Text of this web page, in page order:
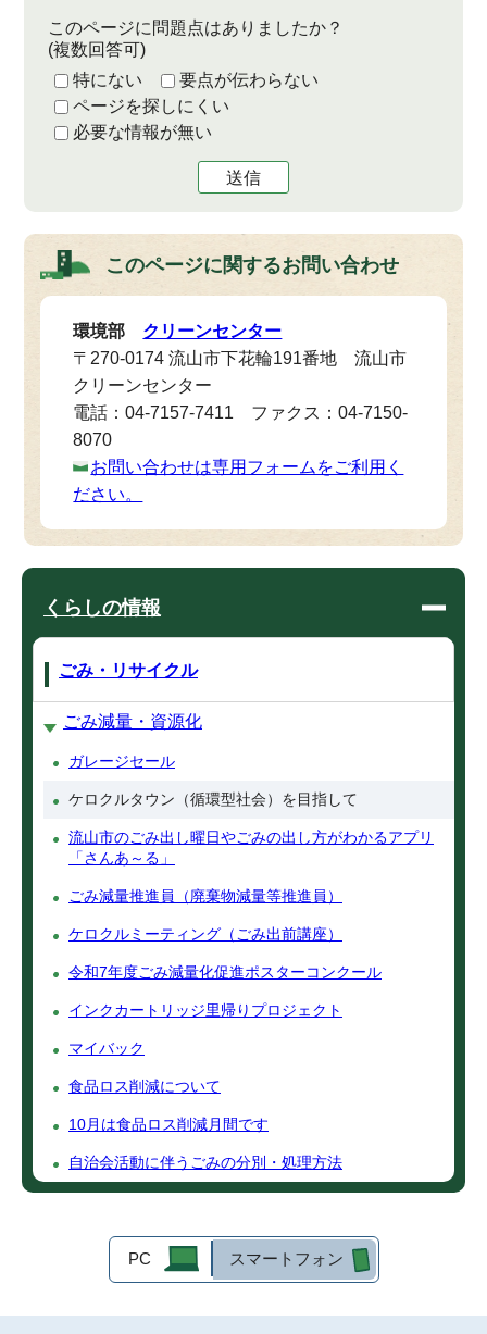
このページに問題点はありましたか？
(複数回答可)
特にない
要点が伝わらない
ページを探しにくい
必要な情報が無い
送信
このページに関するお問い合わせ
環境部 クリーンセンター
〒270-0174 流山市下花輪191番地 流山市
クリーンセンター
電話：04-7157-7411 ファクス：04-7150-
8070
お問い合わせは専用フォームをご利用く
ださい。
くらしの情報
ごみ・リサイクル
ごみ減量・資源化
ガレージセール
ケロクルタウン（循環型社会）を目指して
流山市のごみ出し曜日やごみの出し方がわかるアプリ
「さんあ～る」
ごみ減量推進員（廃棄物減量等推進員）
ケロクルミーティング（ごみ出前講座）
令和7年度ごみ減量化促進ポスターコンクール
インクカートリッジ里帰りプロジェクト
マイバック
食品ロス削減について
10月は食品ロス削減月間です
自治会活動に伴うごみの分別・処理方法
PC スマートフォン